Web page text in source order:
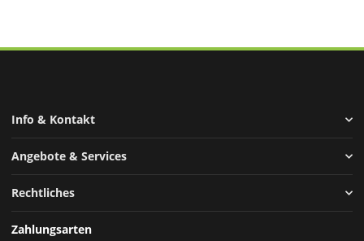
Info & Kontakt
Angebote & Services
Rechtliches
Zahlungsarten